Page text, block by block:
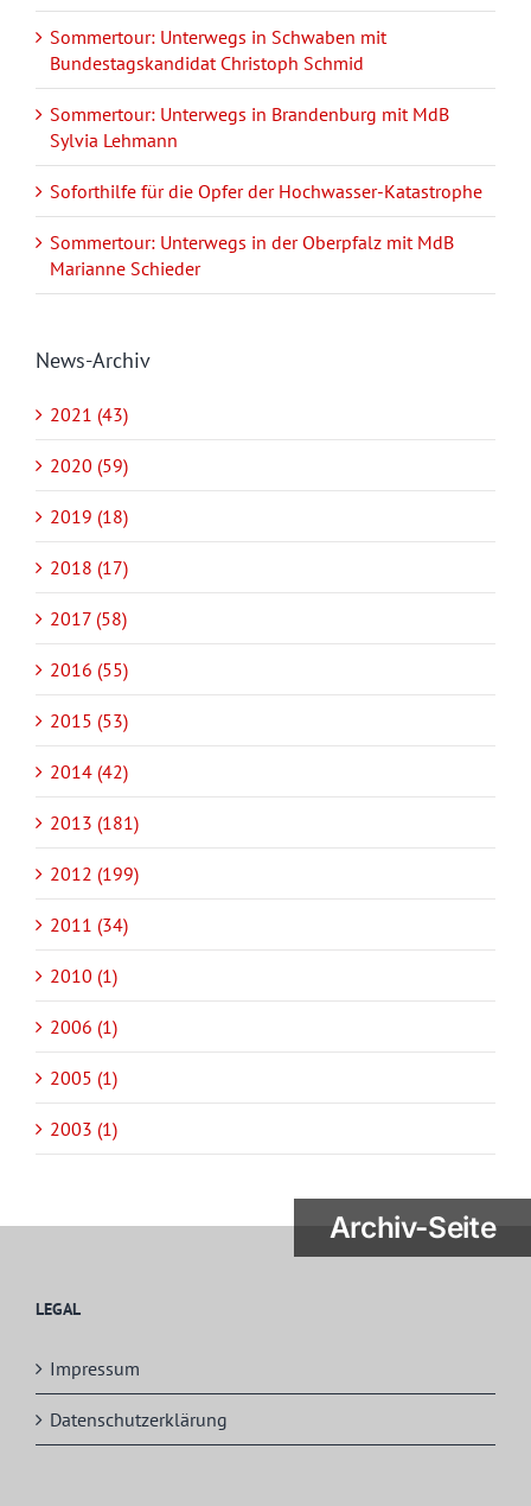
Sommertour: Unterwegs in Schwaben mit
Bundestagskandidat Christoph Schmid
Sommertour: Unterwegs in Brandenburg mit MdB
Sylvia Lehmann
Soforthilfe für die Opfer der Hochwasser-Katastrophe
Sommertour: Unterwegs in der Oberpfalz mit MdB
Marianne Schieder
News-Archiv
2021 (43)
2020 (59)
2019 (18)
2018 (17)
2017 (58)
2016 (55)
2015 (53)
2014 (42)
2013 (181)
2012 (199)
2011 (34)
2010 (1)
2006 (1)
2005 (1)
2003 (1)
LEGAL
Impressum
Datenschutzerklärung
Archiv-Seite